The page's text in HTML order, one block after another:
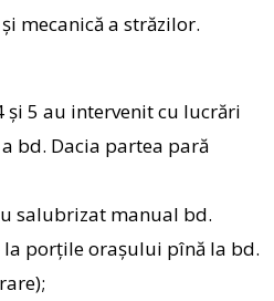
mecanică a străzilor.
și 5 au intervenit cu lucrări
bd. Dacia partea pară
salubrizat manual bd.
porțile orașului pînă la bd.